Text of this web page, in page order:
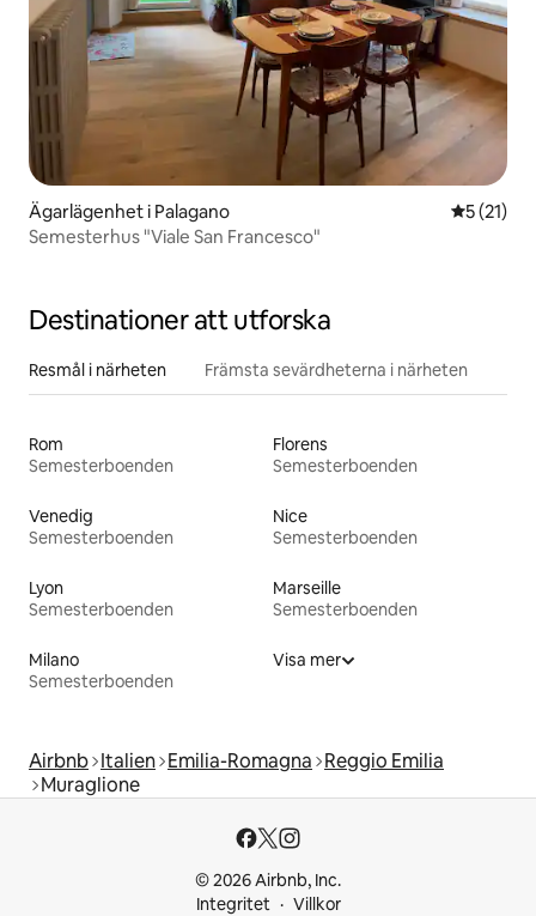
Ägarlägenhet i Palagano 5 av 5 i
5 (21)
Semesterhus "Viale San Francesco"
Destinationer att utforska
Resmål i närheten Främsta sevärdheterna i närheten
Rom
Semesterboenden
Florens
Semesterboenden
Venedig
Semesterboenden
Nice
Semesterboenden
Lyon
Semesterboenden
Marseille
Semesterboenden
Milano
Semesterboenden
Visa mer
Airbnb Italien Emilia-Romagna Reggio Emilia
Muraglione
© 2026 Airbnb, Inc.
Integritet
Villkor